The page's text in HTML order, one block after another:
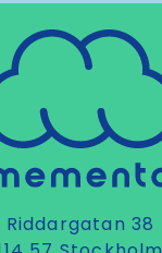
Riddargatan 38